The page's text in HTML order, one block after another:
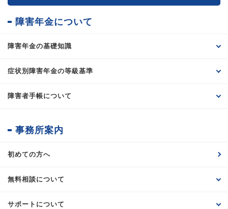
障害年金について
障害年金の基礎知識
症状別障害年金の等級基準
障害者手帳について
事務所案内
初めての方へ
無料相談について
サポートについて